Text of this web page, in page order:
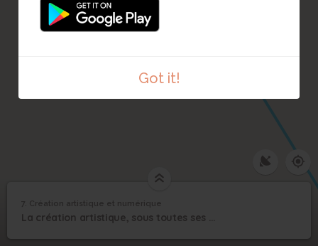
Got it!
/1 Le char Romilly, actif à la Libération de Paris, 1944
7
Création artistique et
7. Création artistique et numérique
La création artistique, sous toutes ses formes, en lien avec le numérique